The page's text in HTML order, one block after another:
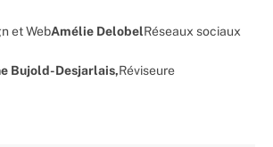
et WebAmélie DelobelRéseaux sociaux
Bujold-Desjarlais,Réviseure